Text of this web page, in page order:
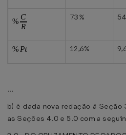
73%
12,6%
...
b) é dada nova redação à
as Seções 4.0 e 5.0 com a